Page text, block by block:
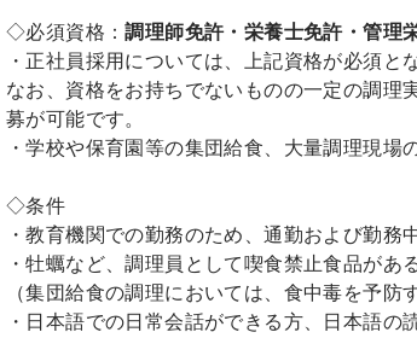
◇必須資格：調理師免許・栄養士免許・管理
・正社員採用については、上記資格が必須と
なお、資格をお持ちでないものの一定の調理
募が可能です。
・学校や保育園等の集団給食、大量調理現場
◇条件
・教育機関での勤務のため、通勤および勤務
・牡蠣など、調理員として喫食禁止食品があ
（集団給食の調理においては、食中毒を予防
・日本語での日常会話ができる方、日本語の